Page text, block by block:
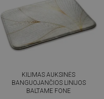
KILIMAS AUKSINĖS
BANGUOJANČIOS LINIJOS
BALTAME FONE